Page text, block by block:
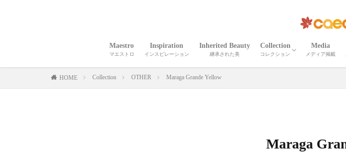
Maestro
マエストロ
Inspiration
インスピレーション
Inherited Beauty
継承された美
Collection
コレクション
CORTEO
ETNA
Madeira
Iris
Palma
Shrink Madeira
Shrink Cube
Cardona
ELLISSE
Shrink Zima
Zima
Recicli ZIMA
Zima leather goods
Prima Bolta
CORTEO MICHELA
Numero
Serena
Wrinkle Serena
Cerberus３
Wrinkle CERBERUS 3
Camouflage Cerberus 3
Adria Misto Cerberus 3
Twill Nylon Misto Cerberus
Stella Misto Cerberus
Stella Misto Ruck
Stella Misto Flap
Misto
Miranda
Miranda Ruck
Stella Reversible
Stella Ruck
Maiko Puzzle
Milano Canvas
OTHER
Media
メディア掲載
HOME Collection OTHER Maraga Grande Yellow
Maraga